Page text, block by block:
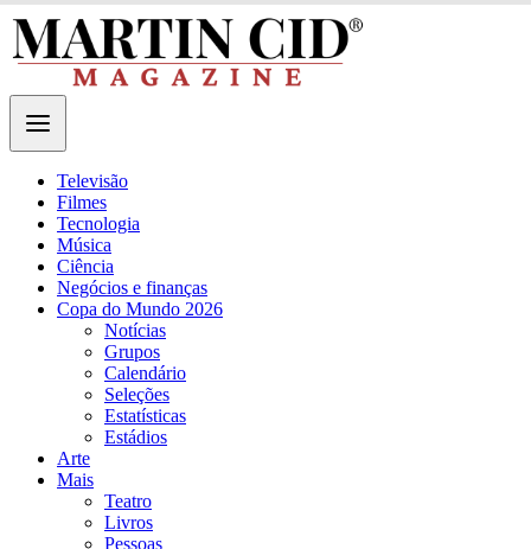
Televisão
Filmes
Tecnologia
Música
Ciência
Negócios e finanças
Copa do Mundo 2026
Notícias
Grupos
Calendário
Seleções
Estatísticas
Estádios
Arte
Mais
Teatro
Livros
Pessoas